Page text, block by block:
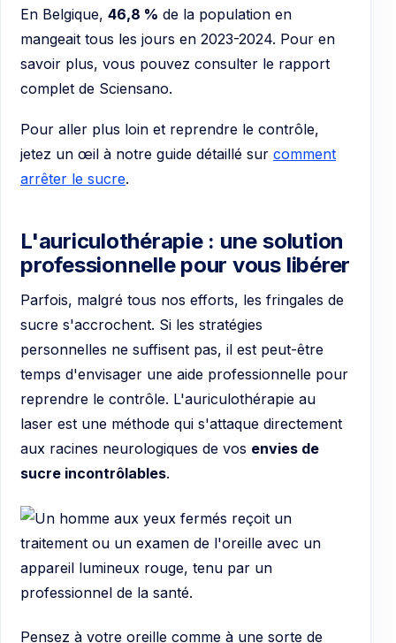
En Belgique, 46,8 % de la population en
mangeait tous les jours en 2023-2024. Pour en
savoir plus, vous pouvez consulter le rapport
complet de Sciensano.
Pour aller plus loin et reprendre le contrôle,
jetez un œil à notre guide détaillé sur comment
arrêter le sucre.
L'auriculothérapie : une solution
professionnelle pour vous libérer
Parfois, malgré tous nos efforts, les fringales de
sucre s'accrochent. Si les stratégies
personnelles ne suffisent pas, il est peut-être
temps d'envisager une aide professionnelle pour
reprendre le contrôle. L'auriculothérapie au
laser est une méthode qui s'attaque directement
aux racines neurologiques de vos envies de
sucre incontrôlables.
Pensez à votre oreille comme à une sorte de